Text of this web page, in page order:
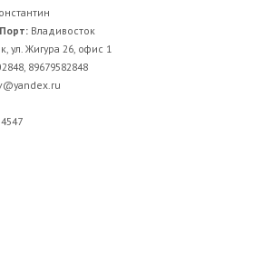
Владивосток
ул. Жигура 26, офис 1
89679582848
4547